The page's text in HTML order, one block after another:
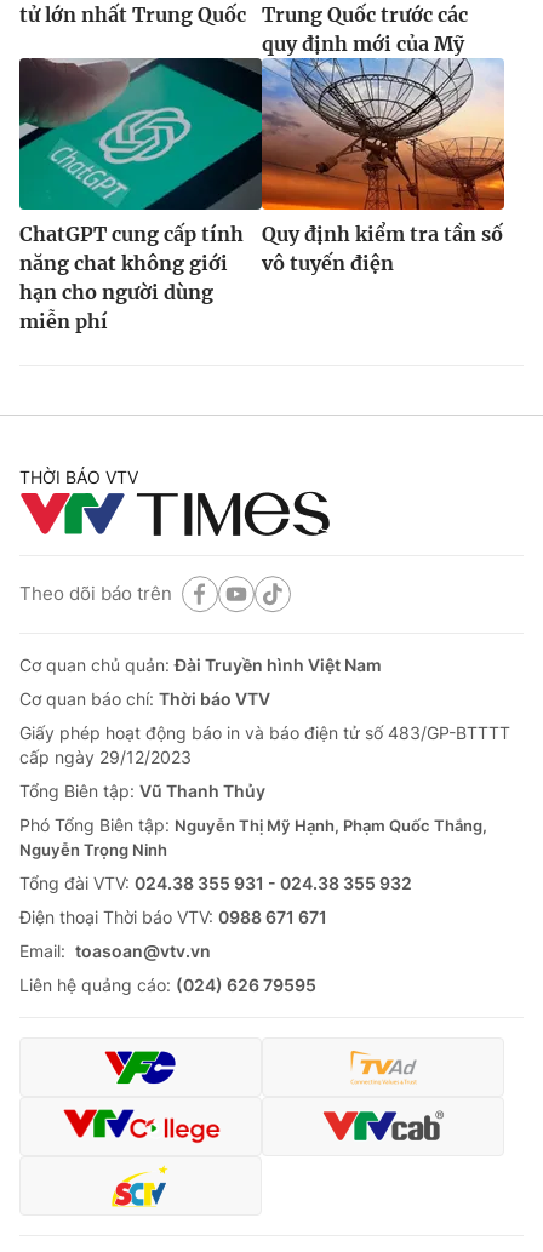
tử lớn nhất Trung Quốc
Trung Quốc trước các
quy định mới của Mỹ
ChatGPT cung cấp tính
năng chat không giới
hạn cho người dùng
miễn phí
Quy định kiểm tra tần số
vô tuyến điện
THỜI BÁO VTV
Theo dõi báo trên
Cơ quan chủ quản:Đài Truyền hình Việt Nam
Cơ quan báo chí: Thời báo VTV
Giấy phép hoạt động báo in và báo điện tử số 483/GP-BTTTT
cấp ngày 29/12/2023
Tổng Biên tập: Vũ Thanh Thủy
Phó Tổng Biên tập: Nguyễn Thị Mỹ Hạnh, Phạm Quốc Thắng,
Nguyễn Trọng Ninh
Tổng đài VTV: 024.38 355 931 - 024.38 355 932
Ðiện thoại Thời báo VTV: 0988 671 671
Email: toasoan@vtv.vn
Liên hệ quảng cáo: (024) 626 79595